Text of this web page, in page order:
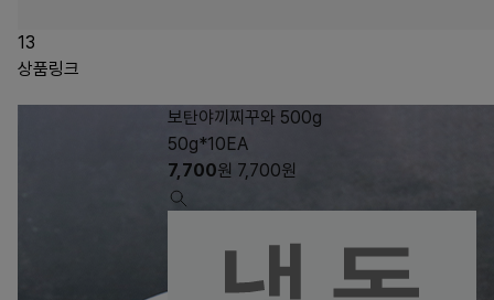
13
상품링크
보탄야끼찌꾸와 500g
50g*10EA
7,700원 7,700원